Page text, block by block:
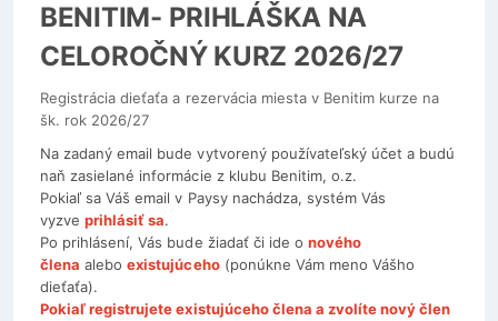
BENITIM- PRIHLÁŠKA NA
CELOROČNÝ KURZ 2026/27
Registrácia dieťaťa a rezervácia miesta v Benitim kurze na
šk. rok 2026/27
Na zadaný email bude vytvorený používateľský účet a budú
naň zasielané informácie z klubu Benitim, o.z.
Pokiaľ sa Váš email v Paysy nachádza, systém Vás
vyzveprihlásiť sa.
Po prihlásení, Vás bude žiadať či ide o nového
člena aleboexistujúceho(ponúkne Vám meno Vášho
dieťaťa).
Pokiaľ registrujete existujúceho člena a zvolíte nový člen